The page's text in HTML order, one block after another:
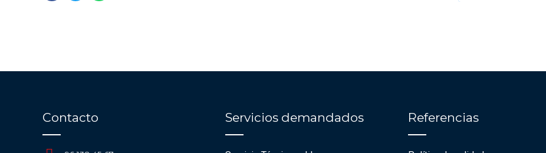
Contacto Servicios demandados Referencias